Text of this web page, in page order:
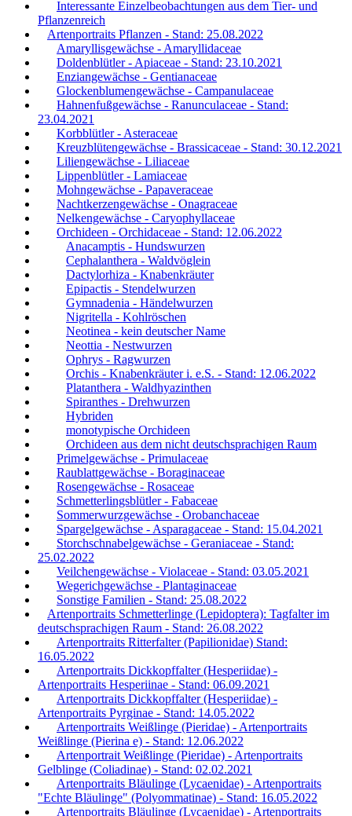
Interessante Einzelbeobachtungen aus dem Tier- und
Pflanzenreich
Artenportraits Pflanzen - Stand: 25.08.2022
Amaryllisgewächse - Amaryllidaceae
Doldenblütler - Apiaceae - Stand: 23.10.2021
Enziangewächse - Gentianaceae
Glockenblumengewächse - Campanulaceae
Hahnenfußgewächse - Ranunculaceae - Stand:
23.04.2021
Korbblütler - Asteraceae
Kreuzblütengewächse - Brassicaceae - Stand: 30.12.2021
Liliengewächse - Liliaceae
Lippenblütler - Lamiaceae
Mohngewächse - Papaveraceae
Nachtkerzengewächse - Onagraceae
Nelkengewächse - Caryophyllaceae
Orchideen - Orchidaceae - Stand: 12.06.2022
Anacamptis - Hundswurzen
Cephalanthera - Waldvöglein
Dactylorhiza - Knabenkräuter
Epipactis - Stendelwurzen
Gymnadenia - Händelwurzen
Nigritella - Kohlröschen
Neotinea - kein deutscher Name
Neottia - Nestwurzen
Ophrys - Ragwurzen
Orchis - Knabenkräuter i. e.S. - Stand: 12.06.2022
Platanthera - Waldhyazinthen
Spiranthes - Drehwurzen
Hybriden
monotypische Orchideen
Orchideen aus dem nicht deutschsprachigen Raum
Primelgewächse - Primulaceae
Raublattgewächse - Boraginaceae
Rosengewächse - Rosaceae
Schmetterlingsblütler - Fabaceae
Sommerwurzgewächse - Orobanchaceae
Spargelgewächse - Asparagaceae - Stand: 15.04.2021
Storchschnabelgewächse - Geraniaceae - Stand:
25.02.2022
Veilchengewächse - Violaceae - Stand: 03.05.2021
Wegerichgewächse - Plantaginaceae
Sonstige Familien - Stand: 25.08.2022
Artenportraits Schmetterlinge (Lepidoptera): Tagfalter im
deutschsprachigen Raum - Stand: 26.08.2022
Artenportraits Ritterfalter (Papilionidae) Stand:
16.05.2022
Artenportraits Dickkopffalter (Hesperiidae) -
Artenportraits Hesperiinae - Stand: 06.09.2021
Artenportraits Dickkopffalter (Hesperiidae) -
Artenportraits Pyrginae - Stand: 14.05.2022
Artenportraits Weißlinge (Pieridae) - Artenportraits
Weißlinge (Pierina e) - Stand: 12.06.2022
Artenportrait Weißlinge (Pieridae) - Artenportraits
Gelblinge (Coliadinae) - Stand: 02.02.2021
Artenportraits Bläulinge (Lycaenidae) - Artenportraits
"Echte Bläulinge" (Polyommatinae) - Stand: 16.05.2022
Artenportraits Bläulinge (Lycaenidae) - Artenportraits